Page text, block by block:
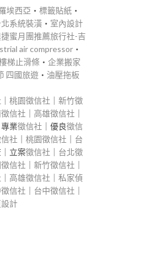
埃西亞 ‧ 標籤貼紙 ‧
北系統裝潢 ‧ 室內設計
蜜月團推薦旅行社-吉
air compressor ‧
梯止滑條 ‧ 企業搬家
四國旅遊 ‧ 油壓拖板
桃園徵信社
新竹徵
信社 高雄徵信社
專業徵信社 ｜優良徵信
社 桃園徵信社
台
立案徵信社
台北徵
信社 新竹徵信社
高雄徵信社
私家偵
信社 台中徵信社
計